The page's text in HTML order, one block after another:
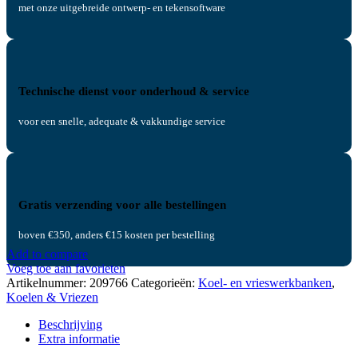
met onze uitgebreide ontwerp- en tekensoftware
Technische dienst voor onderhoud & service
voor een snelle, adequate & vakkundige service
Gratis verzending voor alle bestellingen
boven €350, anders €15 kosten per bestelling
Add to compare
Voeg toe aan favorieten
Artikelnummer: 209766 Categorieën: Koel- en vrieswerkbanken,
Koelen & Vriezen
Beschrijving
Extra informatie